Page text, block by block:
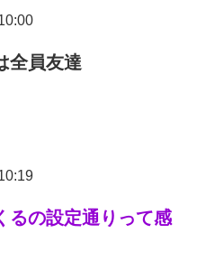
全員友達
るの設定通りって感